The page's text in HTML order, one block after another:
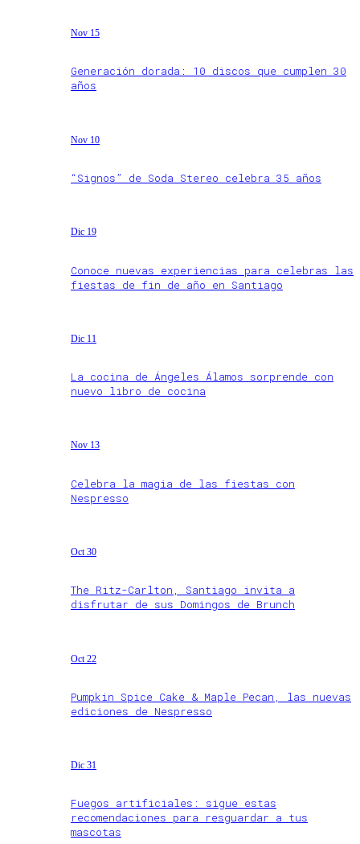
Nov 15
Generación dorada: 10 discos que cumplen 30
años
Nov 10
“Signos” de Soda Stereo celebra 35 años
Dic 19
Conoce nuevas experiencias para celebras las
fiestas de fin de año en Santiago
Dic 11
La cocina de Ángeles Álamos sorprende con
nuevo libro de cocina
Nov 13
Celebra la magia de las fiestas con
Nespresso
Oct 30
The Ritz-Carlton, Santiago invita a
disfrutar de sus Domingos de Brunch
Oct 22
Pumpkin Spice Cake & Maple Pecan, las nuevas
ediciones de Nespresso
Dic 31
Fuegos artificiales: sigue estas
recomendaciones para resguardar a tus
mascotas